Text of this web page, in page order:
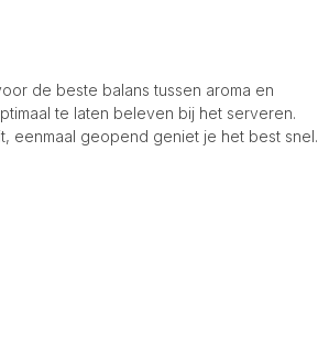
de beste balans tussen aroma en
te laten beleven bij het serveren.
eenmaal geopend geniet je het best snel.